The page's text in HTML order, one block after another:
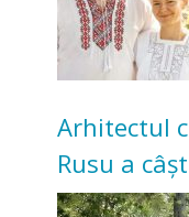
Arhitectul
Rusu a